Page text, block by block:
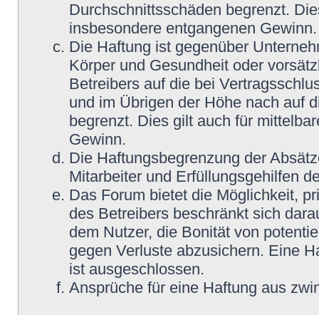
Durchschnittsschäden begrenzt.
insbesondere entgangenen Gewinn.
Die Haftung ist gegenüber
Körper und Gesundheit oder
Betreibers auf die bei
und im Übrigen der Höhe nach auf
begrenzt. Dies gilt auch für
Gewinn.
Die Haftungsbegrenzung der
Mitarbeiter und Erfüllungsgehilfen
Das Forum bietet die Möglichkeit,
des Betreibers beschränkt sich
dem Nutzer, die Bonität von
gegen Verluste abzusichern. Eine
ist ausgeschlossen.
Ansprüche für eine Haftung aus